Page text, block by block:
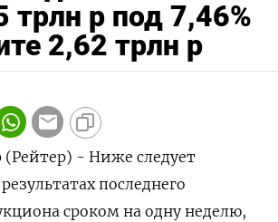
р под 7,46%
2,62 трлн р
- Ниже следует
последнего
сроком на одну неделю,